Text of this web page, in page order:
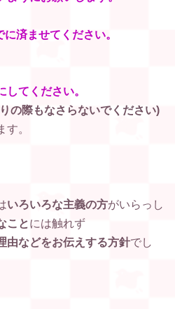
済ませてください。
てください。
の際もなさらないでください)
。
いろいろな主義の方がいらっし
ことには触れず
由などをお伝えする方針でし